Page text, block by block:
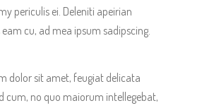
periculis ei. Deleniti apeirian
cu, ad mea ipsum sadipscing.
dolor sit amet, feugiat delicata
cum, no quo maiorum intellegebat,